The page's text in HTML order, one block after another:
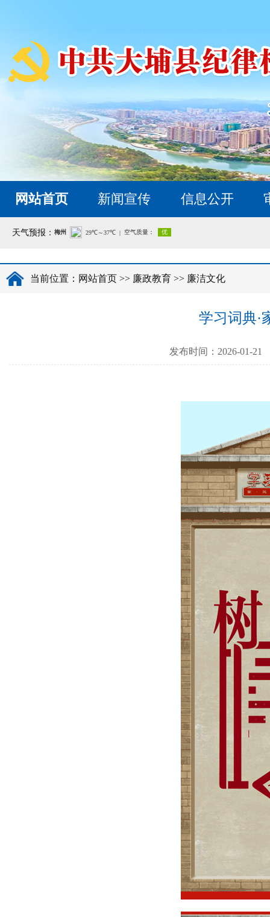
网站首页 新闻宣传 信息公开
天气预报：
当前位置： 网站首页 >> 廉政教育 >> 廉洁文化
学习词典·
发布时间：2026-01-